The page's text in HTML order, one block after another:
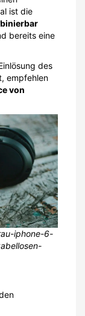
ist die
bereits eine
des
empfehlen
von
iphone-6-